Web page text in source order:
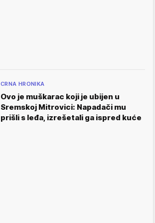
CRNA HRONIKA
Ovo je muškarac koji je ubijen u
Sremskoj Mitrovici: Napadači mu
prišli s leđa, izrešetali ga ispred kuće